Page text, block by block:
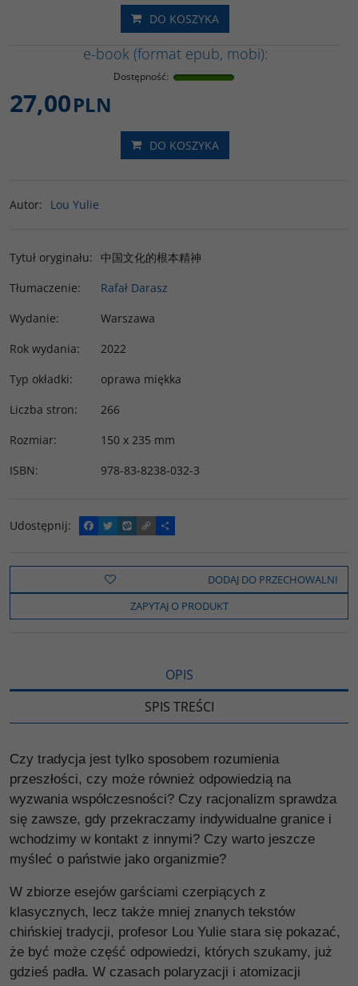
DO KOSZYKA
e-book (format epub, mobi):
Dostępność:
27,00PLN
DO KOSZYKA
Autor: Lou Yulie
Tytuł oryginału:
中国文化的根本精神
Tłumaczenie:
Rafał Darasz
Wydanie:
Warszawa
Rok wydania:
2022
Typ okładki:
oprawa miękka
Liczba stron:
266
Rozmiar:
150 x 235 mm
ISBN: 978-83-8238-032-3
Udostępnij:
F
a
e
o
k
T
w
t
t
e
W
y
o
C
o
y
i
n
k
P
o
z
e
l
s
DODAJ DO PRZECHOWALNI
ZAPYTAJ O PRODUKT
OPIS
SPIS TREŚCI
Czy tradycja jest tylko sposobem rozumienia
przeszłości, czy może również odpowiedzią na
wyzwania współczesności? Czy racjonalizm sprawdza
się zawsze, gdy przekraczamy indywidualne granice i
wchodzimy w kontakt z innymi? Czy warto jeszcze
myśleć o państwie jako organizmie?
W zbiorze esejów garściami czerpiących z
klasycznych, lecz także mniej znanych tekstów
chińskiej tradycji, profesor Lou Yulie stara się pokazać,
że być może część odpowiedzi, których szukamy, już
gdzieś padła. W czasach polaryzacji i atomizacji